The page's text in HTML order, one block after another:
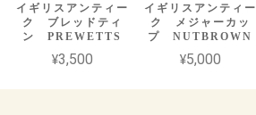
イギリスアンティー
ク ブレッドティ
ン PREWETTS
¥3,500
イギリスアンティー
ク メジャーカッ
プ NUTBROWN
¥5,000